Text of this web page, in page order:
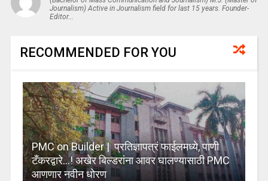
Journalism) Active in Journalism field for last 15 years. Founder-
Editor...
RECOMMENDED FOR YOU
PMC on Builder | प्रतिज्ञापत्रं फाईलमध्ये, पाणी
टँकरद्वारे…! अखेर बिल्डरांना आवर घालण्यासाठी PMC
आणणार नवीन धोरण